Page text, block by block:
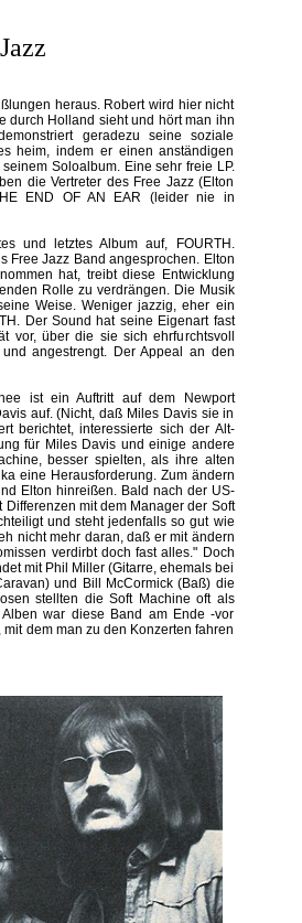
heraus. Robert wird hier nicht
durch Holland sieht und hört man ihn
geradezu seine soziale
heim, indem er einen anständigen
Soloalbum. Eine sehr freie LP.
die Vertreter des Free Jazz (Elton
END OF AN EAR (leider nie in
und letztes Album auf, FOURTH.
Free Jazz Band angesprochen. Elton
hat, treibt diese Entwicklung
Rolle zu verdrängen. Die Musik
Weise. Weniger jazzig, eher ein
Der Sound hat seine Eigenart fast
vor, über die sie sich ehrfurchtsvoll
angestrengt. Der Appeal an den
ist ein Auftritt auf dem Newport
auf. (Nicht, daß Miles Davis sie in
berichtet, interessierte sich der Alt-
für Miles Davis und einige andere
besser spielten, als ihre alten
eine Herausforderung. Zum ändern
Elton hinreißen. Bald nach der US-
mit dem Manager der Soft
und steht jedenfalls so gut wie
nicht mehr daran, daß er mit ändern
verdirbt doch fast alles." Doch
mit Phil Miller (Gitarre, ehemals bei
und Bill McCormick (Baß) die
stellten die Soft Machine oft als
war diese Band am Ende -vor
dem man zu den Konzerten fahren